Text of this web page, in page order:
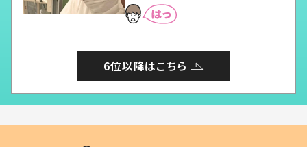
6位以降はこちら